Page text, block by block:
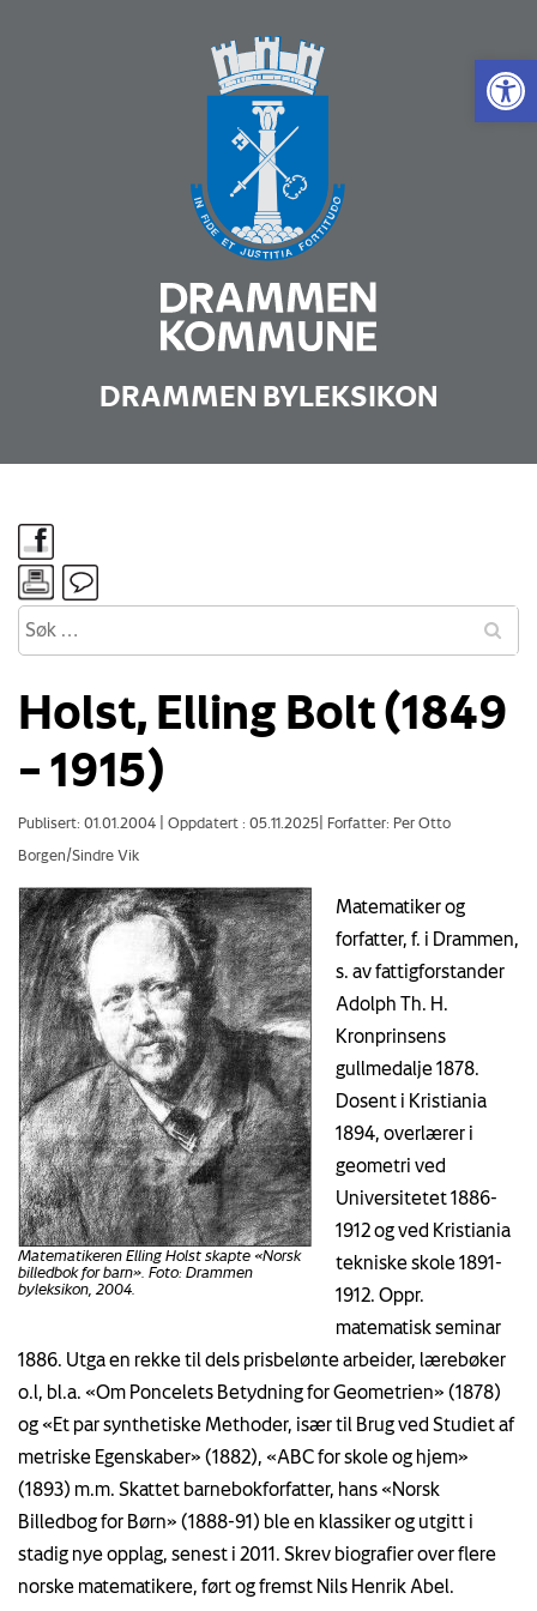
Vis
DRAMMEN BYLEKSIKON
Holst, Elling Bolt (1849
– 1915)
Publisert: 01.01.2004 Oppdatert : 05.11.2025 Forfatter: Per Otto
Borgen/Sindre Vik
Matematikeren Elling Holst skapte «Norsk
billedbok for barn». Foto: Drammen
byleksikon, 2004.
Matematiker og
forfatter, f. i Drammen,
s. av fattigforstander
Adolph Th. H.
Kronprinsens
gullmedalje 1878.
Dosent i Kristiania
1894, overlærer i
geometri ved
Universitetet 1886-
1912 og ved Kristiania
tekniske skole 1891-
1912. Oppr.
matematisk seminar
1886. Utga en rekke til dels prisbelønte arbeider, lærebøker
o.l, bl.a. «Om Poncelets Betydning for Geometrien» (1878)
og «Et par synthetiske Methoder, især til Brug ved Studiet af
metriske Egenskaber» (1882), «ABC for skole og hjem»
(1893) m.m. Skattet barnebokforfatter, hans «Norsk
Billedbog for Børn» (1888-91) ble en klassiker og utgitt i
stadig nye opplag, senest i 2011. Skrev biografier over flere
norske matematikere, ført og fremst Nils Henrik Abel.